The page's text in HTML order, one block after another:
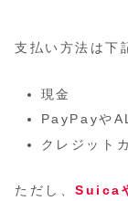
支払い方法は下
現金
PayPayや
クレジット
ただし、Suica